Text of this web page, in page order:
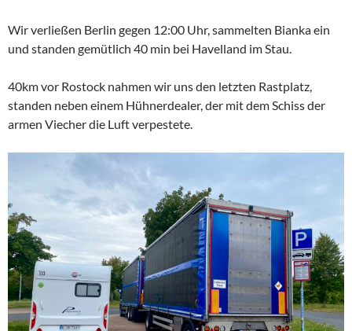
Wir verließen Berlin gegen 12:00 Uhr, sammelten Bianka ein
und standen gemütlich 40 min bei Havelland im Stau.
40km vor Rostock nahmen wir uns den letzten Rastplatz,
standen neben einem Hühnerdealer, der mit dem Schiss der
armen Viecher die Luft verpestete.